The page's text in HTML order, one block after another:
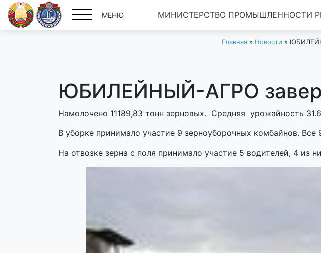
МЕНЮ МИНИСТЕРСТВО ПРОМЫШЛЕННОСТИ
Главная » Новости »
ЮБИЛЕЙНЫЙ-АГРО
Намолочено 11189,83 тонн зерновых. Средняя урожайность
В уборке принимало участие 9 зерноуборочных комбайнов.
На отвозке зерна с поля принимало участие 5 водителей, 4 из